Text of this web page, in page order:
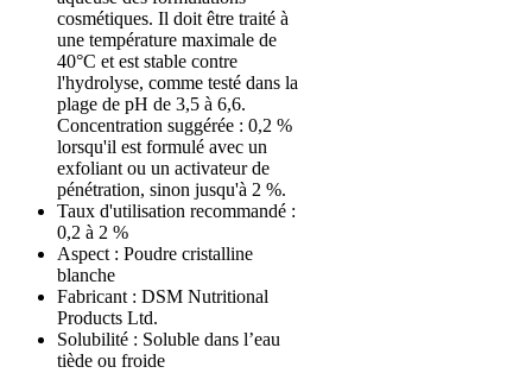
cosmétiques. Il doit être traité à
une température maximale de
40°C et est stable contre
l'hydrolyse, comme testé dans la
plage de pH de 3,5 à 6,6.
Concentration suggérée : 0,2 %
lorsqu'il est formulé avec un
exfoliant ou un activateur de
pénétration, sinon jusqu'à 2 %.
Taux d'utilisation recommandé :
0,2 à 2 %
Aspect : Poudre cristalline
blanche
Fabricant : DSM Nutritional
Products Ltd.
Solubilité : Soluble dans l’eau
tiède ou froide